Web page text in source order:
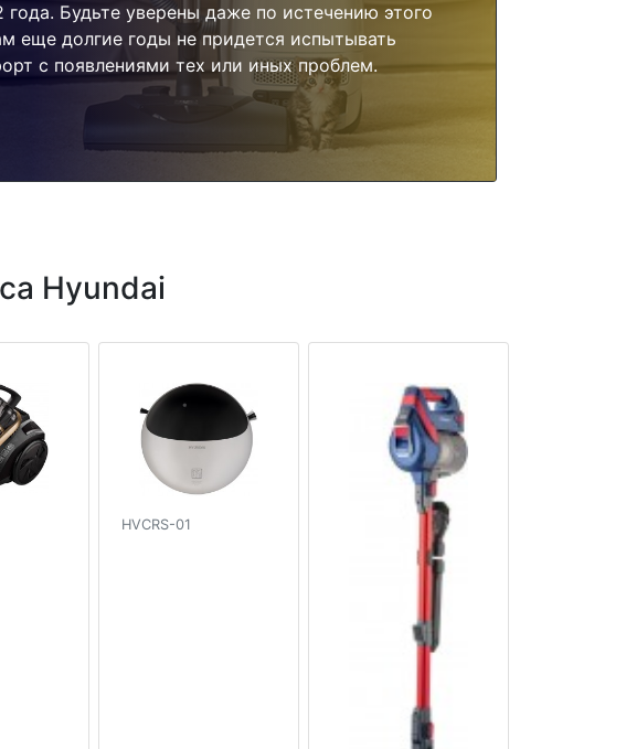
года. Будьте уверены даже по истечению этого
еще долгие годы не придется испытывать
с появлениями тех или иных проблем.
Hyundai
HVCRS-01